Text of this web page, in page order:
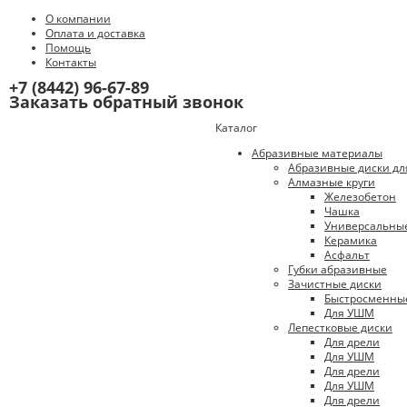
О компании
Оплата и доставка
Помощь
Контакты
+7 (8442) 96-67-89
Заказать обратный звонок
Каталог
Абразивные материалы
Абразивные диски
Алмазные круги
Железобетон
Чашка
Керамика
Асфальт
Губки абразивные
Зачистные диски
Для УШМ
Лепестковые диски
Для дрели
Для УШМ
Для дрели
Для УШМ
Для дрели